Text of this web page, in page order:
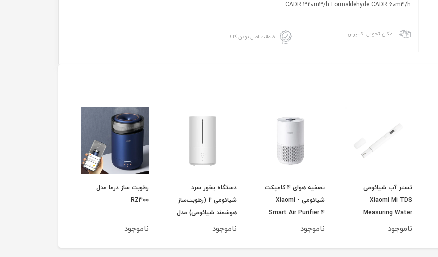
CADR 320m3/h Formaldehyde CADR 60m3/h
امکان تحویل اکسپرس ضمانت اصل بودن کالا
تستر آب شیائومی
Xiaomi Mi TDS
Measuring Water
Quality Tester
ناموجود
تصفیه هوای 4 کامپکت
شیائومی - Xiaomi
Smart Air Purifier 4
ناموجود
دستگاه بخور سرد
شیائومی 2 (رطوبت‌ساز
هوشمند شیائومی) مدل
Xiaomi Smart
MJJSQ05DY
ناموجود
رطوبت ساز درما مدل
RZ300
ناموجود